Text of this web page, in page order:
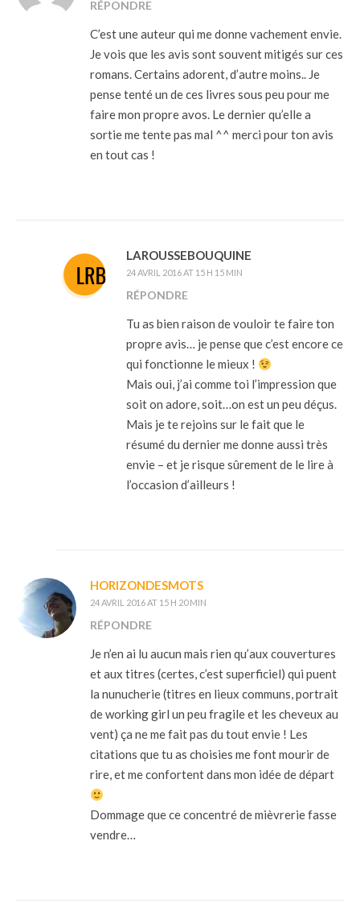
RÉPONDRE
C’est une auteur qui me donne vachement envie.
Je vois que les avis sont souvent mitigés sur ces
romans. Certains adorent, d’autre moins.. Je
pense tenté un de ces livres sous peu pour me
faire mon propre avos. Le dernier qu’elle a
sortie me tente pas mal ^^ merci pour ton avis
en tout cas !
LAROUSSEBOUQUINE
24 AVRIL 2016 AT 15 H 15 MIN
RÉPONDRE
Tu as bien raison de vouloir te faire ton
propre avis… je pense que c’est encore ce
qui fonctionne le mieux !
Mais oui, j’ai comme toi l’impression que
soit on adore, soit…on est un peu déçus.
Mais je te rejoins sur le fait que le
résumé du dernier me donne aussi très
envie – et je risque sûrement de le lire à
l’occasion d’ailleurs !
HORIZONDESMOTS
24 AVRIL 2016 AT 15 H 20 MIN
RÉPONDRE
Je n’en ai lu aucun mais rien qu’aux couvertures
et aux titres (certes, c’est superficiel) qui puent
la nunucherie (titres en lieux communs, portrait
de working girl un peu fragile et les cheveux au
vent) ça ne me fait pas du tout envie ! Les
citations que tu as choisies me font mourir de
rire, et me confortent dans mon idée de départ
Dommage que ce concentré de mièvrerie fasse
vendre…